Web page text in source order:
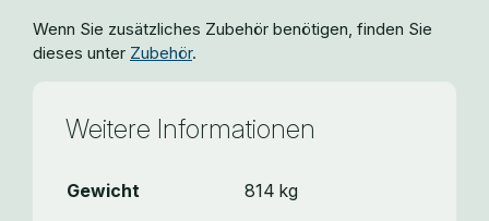
Wenn Sie zusätzliches Zubehör benötigen, finden Sie
dieses unter Zubehör.
Weitere Informationen
Gewicht
814 kg